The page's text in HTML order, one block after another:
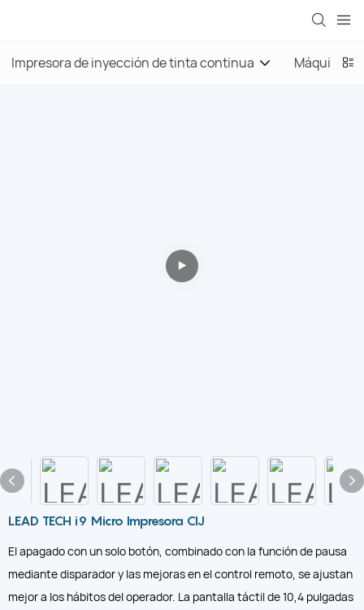
Impresora de inyección de tinta continua Máquina
LEAD TECH i9 Micro Impresora CIJ
El apagado con un solo botón, combinado con la función de pausa
mediante disparador y las mejoras en el control remoto, se ajustan
mejor a los hábitos del operador. La pantalla táctil de 10,4 pulgadas